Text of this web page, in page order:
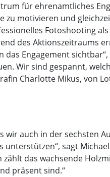
für ehrenamtliches
zu motivieren und
Fotoshooting
des Aktionszeitraums
Engagement
Wir sind gespannt,
Charlotte Mikus, von
auch in der sechsten
unterstützen“, sagt
das wachsende
präsent sind.“